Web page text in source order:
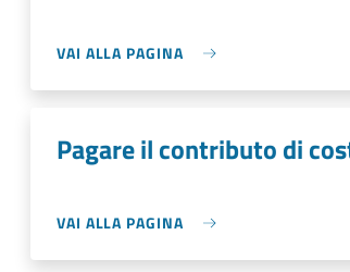
VAI ALLA PAGINA
Pagare il contributo di
VAI ALLA PAGINA